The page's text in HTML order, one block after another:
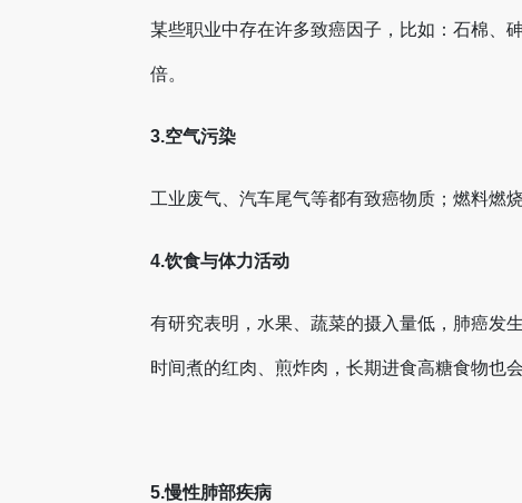
某些职业中存在许多致癌因子，比如：石棉、
倍。
3.空气污染
工业废气、汽车尾气等都有致癌物质；燃料燃
4.饮食与体力活动
有研究表明，水果、蔬菜的摄入量低，肺癌发
时间煮的红肉、煎炸肉，长期进食高糖食物也
5.慢性肺部疾病